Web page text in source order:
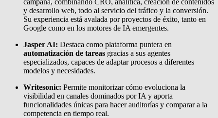
y desarrollo web, todo al servicio del tráfico y la conversión.
Su experiencia está avalada por proyectos de éxito, tanto en
Google como en los motores de IA emergentes.
Jasper AI: Destaca como plataforma puntera en
automatización de tareas gracias a sus agentes
especializados, capaces de adaptar procesos a diferentes
modelos y necesidades.
Writesonic: Permite monitorizar cómo evoluciona la
visibilidad en canales dominados por IA y aporta
funcionalidades únicas para hacer auditorías y comparar a la
competencia en tiempo real.